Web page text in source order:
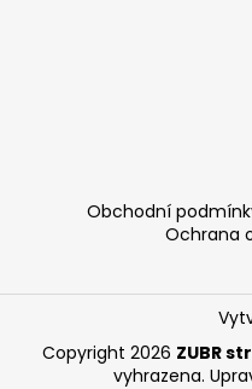
Obchodní
Ochrana
Copyright 2026 ZUBR
vyhrazena.